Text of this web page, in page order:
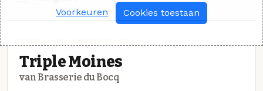
Triple Moines
van Brasserie du Bocq
Voorkeuren Cookies toestaan